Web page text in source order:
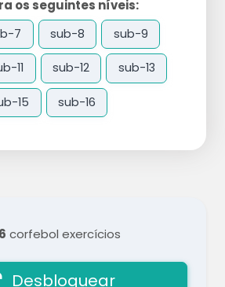
os seguintes níveis:
7 sub-8 sub-9
11 sub-12 sub-13
15 sub-16
corfebol exercícios
Desbloquear